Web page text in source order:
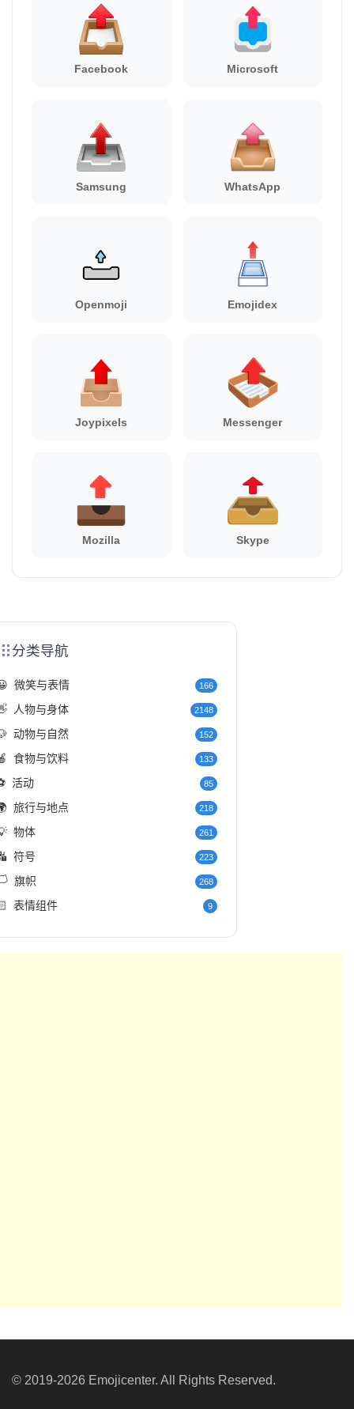
Facebook Microsoft
Samsung WhatsApp
Openmoji Emojidex
Joypixels Messenger
Mozilla Skype
分类导航
微笑与表情 166
人物与身体 2148
动物与自然 152
食物与饮料 133
活动 85
旅行与地点 218
物体 261
符号 223
旗帜 268
表情组件 9
© 2019-2026 Emojicenter. All Rights Reserved.